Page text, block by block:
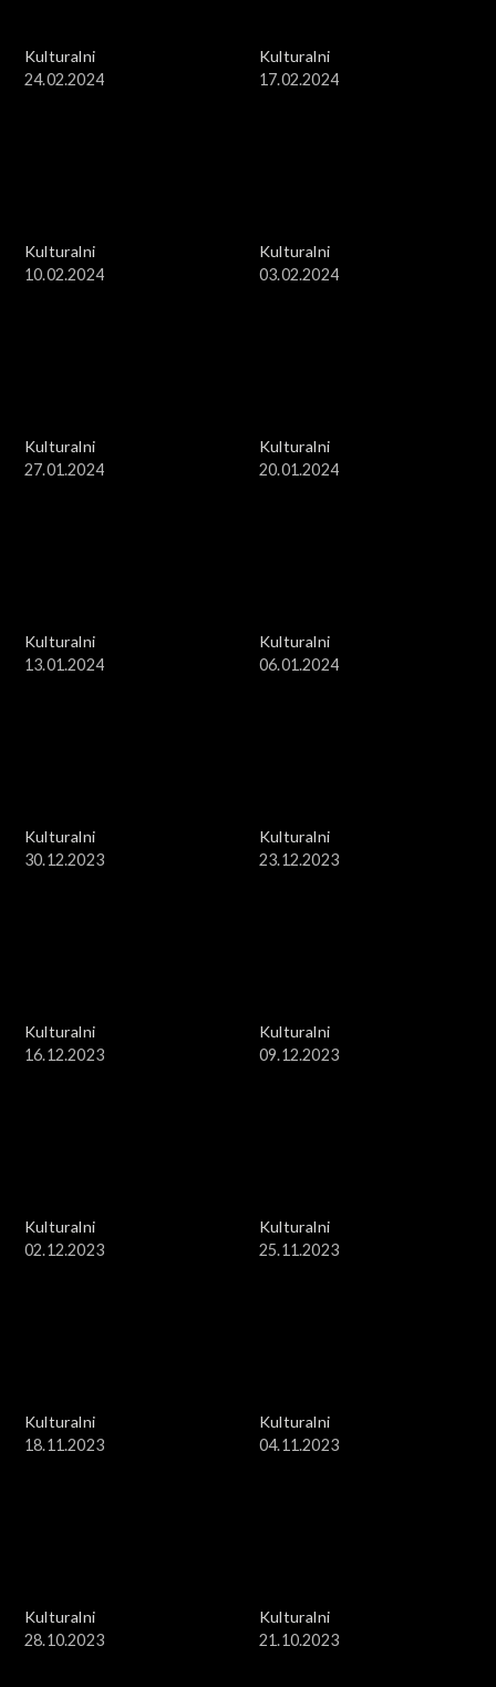
Kulturalni
24.02.2024
Kulturalni
17.02.2024
Kulturalni
10.02.2024
Kulturalni
03.02.2024
Kulturalni
27.01.2024
Kulturalni
20.01.2024
Kulturalni
13.01.2024
Kulturalni
06.01.2024
Kulturalni
30.12.2023
Kulturalni
23.12.2023
Kulturalni
16.12.2023
Kulturalni
09.12.2023
Kulturalni
02.12.2023
Kulturalni
25.11.2023
Kulturalni
18.11.2023
Kulturalni
04.11.2023
Kulturalni
28.10.2023
Kulturalni
21.10.2023